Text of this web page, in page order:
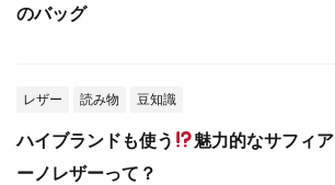
のバッグ
レザー 読み物 豆知識
ハイブランドも使う
魅力的なサフィア
ーノレザーって？